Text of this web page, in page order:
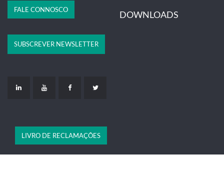
FALE CONNOSCO DOWNLOADS
SUBSCREVER NEWSLETTER
LIVRO DE RECLAMAÇÕES